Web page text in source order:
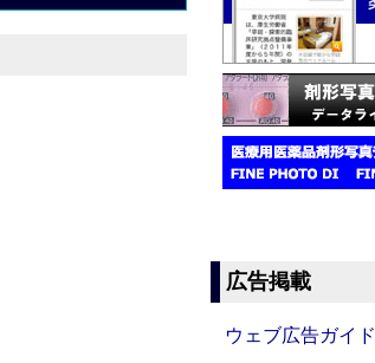
広告掲載
ウェブ広告ガイド